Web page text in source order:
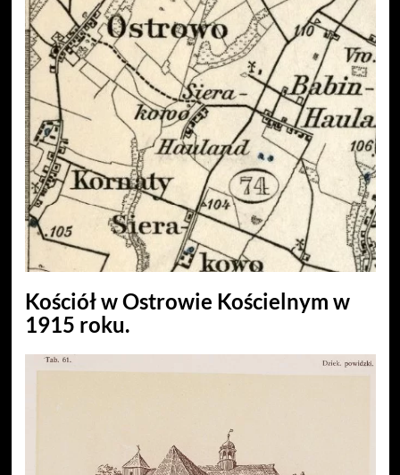
Kościół w Ostrowie Kościelnym w
1915 roku.